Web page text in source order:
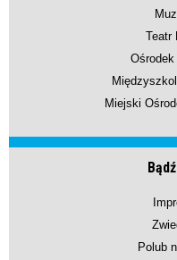
Teatr
Miejski
Polub